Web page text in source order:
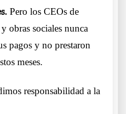
Pero los CEOs de
obras sociales nunca
pagos y no prestaron
meses.
responsabilidad a la